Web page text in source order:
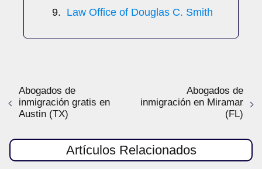
Law Office of Douglas C. Smith
Abogados de
inmigración gratis en
Austin (TX)
Abogados de
inmigración en Miramar
(FL)
Artículos Relacionados